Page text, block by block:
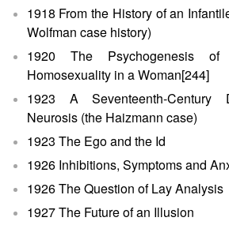
1918 From the History of an
Wolfman case history)
1920 The Psychogenesis
Homosexuality in a Woman[244]
1923 A Seventeenth-Century
Neurosis (the Haizmann case)
1923 The Ego and the Id
1926 Inhibitions, Symptoms and
1926 The Question of Lay Analysis
1927 The Future of an Illusion